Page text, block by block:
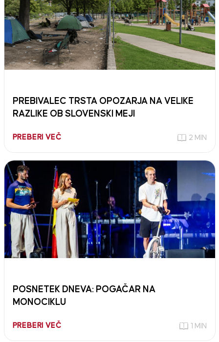
PREBIVALEC TRSTA OPOZARJA NA VELIKE
RAZLIKE OB SLOVENSKI MEJI
PREBERI VEČ 2 MIN
POSNETEK DNEVA: POGAČAR NA
MONOCIKLU
PREBERI VEČ 1 MIN